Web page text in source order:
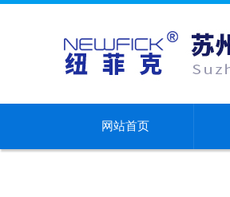
网站首页